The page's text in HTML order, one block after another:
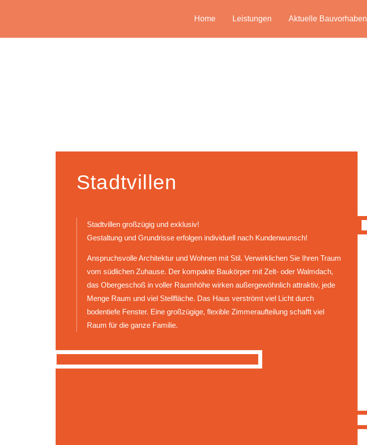
Home Leistungen Aktuelle Bauvorhaben
Stadtvillen​
Stadtvillen großzügig und exklusiv!
Gestaltung und Grundrisse erfolgen individuell nach Kundenwunsch!
Anspruchsvolle Architektur und Wohnen mit Stil. Verwirklichen Sie Ihren Traum
vom südlichen Zuhause. Der kompakte Baukörper mit Zelt- oder Walmdach,
das Obergeschoß in voller Raumhöhe wirken außergewöhnlich attraktiv, jede
Menge Raum und viel Stellfläche. Das Haus verströmt viel Licht durch
bodentiefe Fenster. Eine großzügige, flexible Zimmeraufteilung schafft viel
Raum für die ganze Familie.